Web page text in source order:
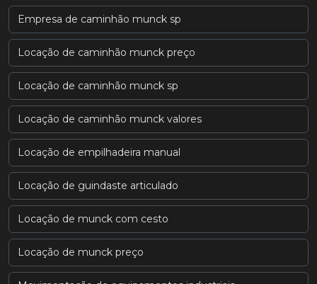
Empresa de caminhão munck sp
Locação de caminhão munck preço
Locação de caminhão munck sp
Locação de caminhão munck valores
Locação de empilhadeira manual
Locação de guindaste articulado
Locação de munck com cesto
Locação de munck preço